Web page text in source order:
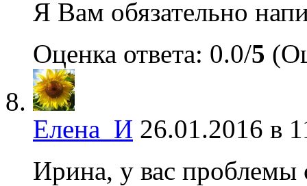
Я Вам обязательно
Оценка ответа: 0.0/5
Елена_И 26.01.2016 в
Ирина, у вас проблемы